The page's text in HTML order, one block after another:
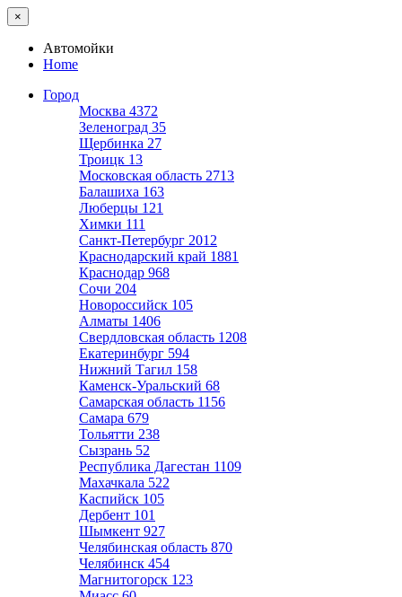
×
Автомойки
Home
Город
Москва 4372
Зеленоград 35
Щербинка 27
Троицк 13
Московская область 2713
Балашиха 163
Люберцы 121
Химки 111
Санкт-Петербург 2012
Краснодарский край 1881
Краснодар 968
Сочи 204
Новороссийск 105
Алматы 1406
Свердловская область 1208
Екатеринбург 594
Нижний Тагил 158
Каменск-Уральский 68
Самарская область 1156
Самара 679
Тольятти 238
Сызрань 52
Республика Дагестан 1109
Махачкала 522
Каспийск 105
Дербент 101
Шымкент 927
Челябинская область 870
Челябинск 454
Магнитогорск 123